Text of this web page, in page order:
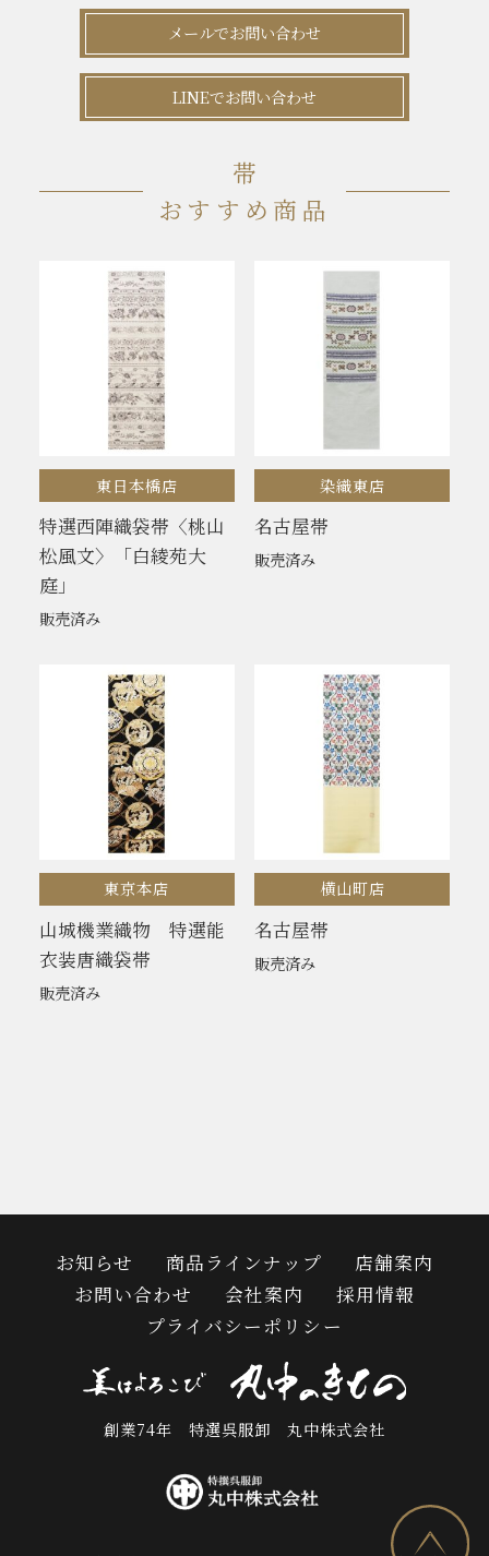
メールでお問い合わせ
LINEでお問い合わせ
帯
おすすめ商品
東日本橋店
特選西陣織袋帯〈桃山
松風文〉「白綾苑大
庭」
販売済み
染織東店
名古屋帯
販売済み
東京本店
山城機業織物 特選能
衣装唐織袋帯
販売済み
横山町店
名古屋帯
販売済み
お知らせ 商品ラインナップ
店舗案内
お問い合わせ
会社案内
採用情報
プライバシーポリシー
創業74年 特選呉服卸 丸中株式会社